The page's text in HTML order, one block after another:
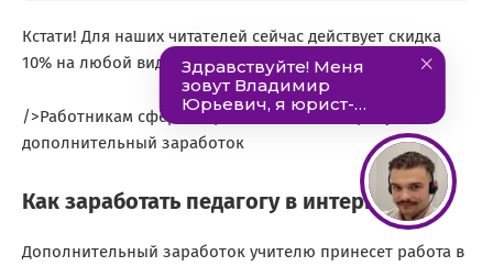
Кстати! Для наших читателей сейчас действует скидка
10% на любой вид работы
/>Работникам сферы образования часто требуется
дополнительный заработок
Как заработать педагогу в интернете
Дополнительный заработок учителю принесет работа в